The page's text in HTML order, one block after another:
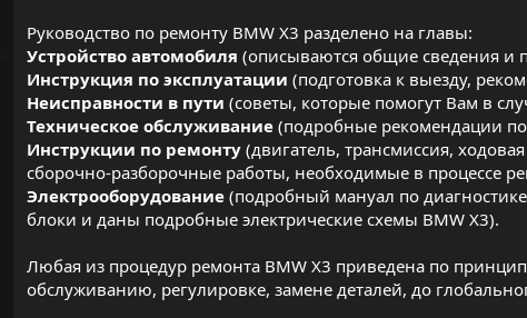
Руководство по ремонту BMW X3 разделено на главы:
Устройство автомобиля (описываются общие сведения и
Инструкция по эксплуатации (подготовка к выезду,
Неисправности в пути (советы, которые помогут Вам в
Техническое обслуживание (подробные рекомендации
Инструкции по ремонту (двигатель, трансмиссия,
сборочно-разборочные работы, необходимые в процессе
Электрооборудование (подробный мануал по
блоки и даны подробные электрические схемы BMW X3).
Любая из процедур ремонта BMW X3 приведена по
обслуживанию, регулировке, замене деталей, до